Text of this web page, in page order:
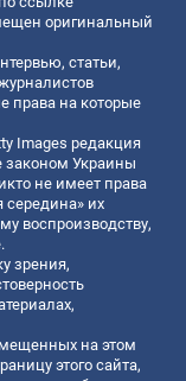
оригинальный
статьи,
права на которые
Images редакция
Украины
не имеет права
их
воспроизводству,
зрения,
на этом
этого сайта,